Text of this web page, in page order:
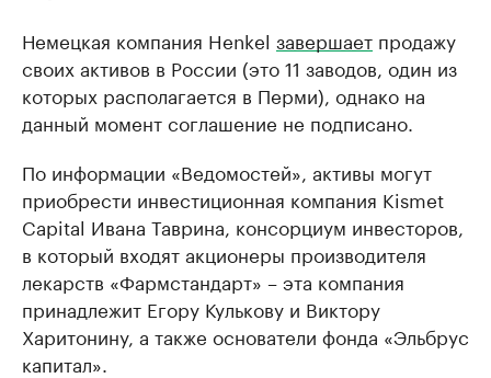
Найдите и проверьте данные в каталоге Посмотрите
Немецкая компания Henkel завершает продажу
своих активов в России (это 11 заводов, один из
которых располагается в Перми), однако на
данный момент соглашение не подписано.
По информации «Ведомостей», активы могут
приобрести инвестиционная компания Kismet
Capital Ивана Таврина, консорциум инвесторов,
в который входят акционеры производителя
лекарств «Фармстандарт» – эта компания
принадлежит Егору Кулькову и Виктору
Харитонину, а также основатели фонда «Эльбрус
капитал».